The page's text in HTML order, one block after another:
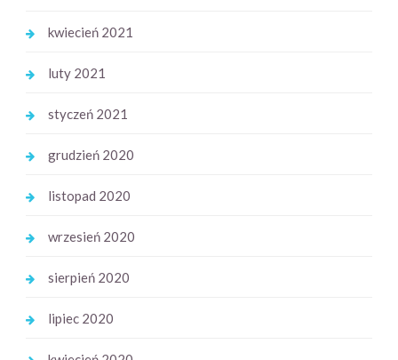
kwiecień 2021
luty 2021
styczeń 2021
grudzień 2020
listopad 2020
wrzesień 2020
sierpień 2020
lipiec 2020